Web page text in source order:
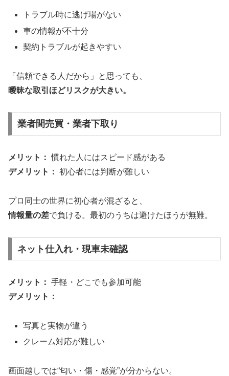
トラブル時に逃げ場がない
車の情報が不十分
契約トラブルが起きやすい
「信頼できる人だから」と思っても、
曖昧な取引ほどリスクが大きい。
業者間売買・業者下取り
メリット： 慣れた人にはスピード感がある
デメリット： 初心者には判断が難しい
プロ同士の世界に初心者が混ざると、
情報量の差で負ける。最初のうちは避けたほうが無難。
ネット仕入れ・現車未確認
メリット： 手軽・どこでも参加可能
デメリット：
写真と実物が違う
クレーム対応が難しい
画面越しでは“匂い・傷・感覚”が分からない。